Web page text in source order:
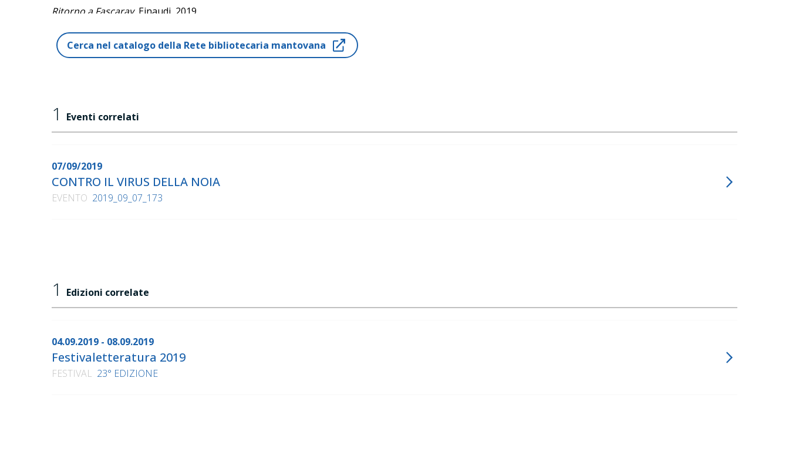
Ritorno a Fascaray, Einaudi, 2019
Cerca nel catalogo della Rete bibliotecaria mantovana
1 Eventi correlati
07/09/2019
CONTRO IL VIRUS DELLA NOIA
EVENTO 2019_09_07_173
1 Edizioni correlate
04.09.2019 - 08.09.2019
Festivaletteratura 2019
FESTIVAL 23° EDIZIONE